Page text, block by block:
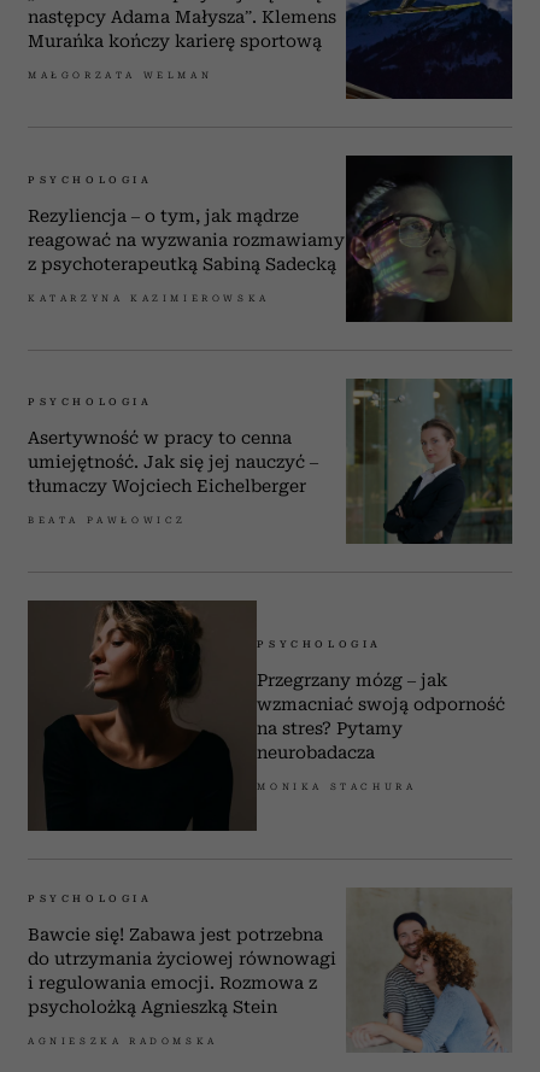
następcy Adama Małysza”. Klemens
Murańka kończy karierę sportową
MAŁGORZATA WELMAN
PSYCHOLOGIA
Rezyliencja – o tym, jak mądrze
reagować na wyzwania rozmawiamy
z psychoterapeutką Sabiną Sadecką
KATARZYNA KAZIMIEROWSKA
PSYCHOLOGIA
Asertywność w pracy to cenna
umiejętność. Jak się jej nauczyć –
tłumaczy Wojciech Eichelberger
BEATA PAWŁOWICZ
PSYCHOLOGIA
Przegrzany mózg – jak
wzmacniać swoją odporność
na stres? Pytamy
neurobadacza
MONIKA STACHURA
PSYCHOLOGIA
Bawcie się! Zabawa jest potrzebna
do utrzymania życiowej równowagi
i regulowania emocji. Rozmowa z
psycholożką Agnieszką Stein
AGNIESZKA RADOMSKA